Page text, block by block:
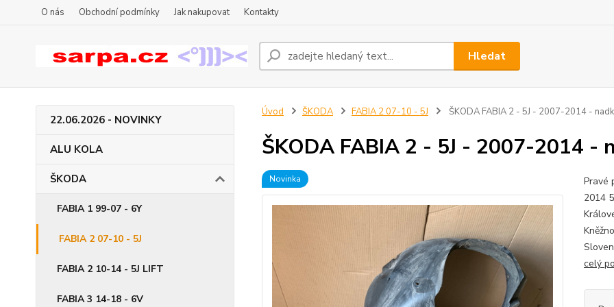
O nás Obchodní podmínky Jak nakupovat Kontakty
Hledat
22.06.2026 - NOVINKY
ALU KOLA
ŠKODA
FABIA 1 99-07 - 6Y
FABIA 2 07-10 - 5J
FABIA 2 10-14 - 5J LIFT
FABIA 3 14-18 - 6V
Úvod ŠKODA FABIA 2 07-10 - 5J ŠKODA FABIA 2 - 5J - 2007-2014 -
ŠKODA FABIA 2 - 5J - 2007-2014 -
Novinka
Pravé
2014
celý